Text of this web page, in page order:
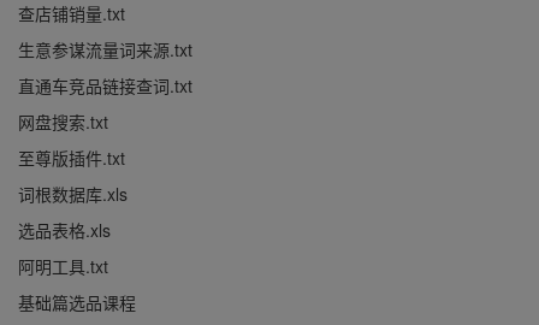
查店铺销量.txt
生意参谋流量词来源.txt
直通车竞品链接查词.txt
网盘搜索.txt
至尊版插件.txt
词根数据库.xls
选品表格.xls
阿明工具.txt
基础篇选品课程